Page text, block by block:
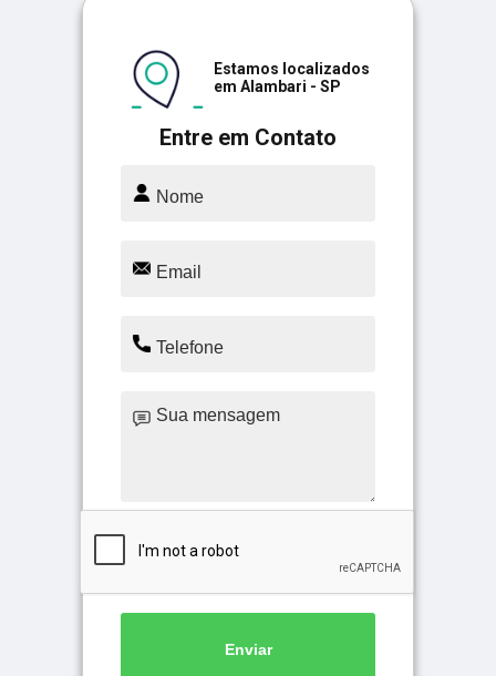
Entre em Contato
Estamos localizados
em Alambari - SP
Enviar